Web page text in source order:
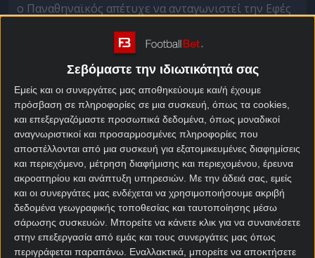
Σεβόμαστε την ιδιωτικότητά σας
Εμείς και οι συνεργάτες μας αποθηκεύουμε και/ή έχουμε
πρόσβαση σε πληροφορίες σε μια συσκευή, όπως τα cookies,
και επεξεργαζόμαστε προσωπικά δεδομένα, όπως μοναδικοί
αναγνωριστικοί και προσαρμοσμένες πληροφορίες που
αποστέλλονται από μια συσκευή για εξατομικευμένες διαφημίσεις
και περιεχόμενο, μέτρηση διαφήμισης και περιεχομένου, έρευνα
ακροατηρίου και ανάπτυξη υπηρεσιών. Με την άδειά σας, εμείς
και οι συνεργάτες μας ενδέχεται να χρησιμοποιήσουμε ακριβή
δεδομένα γεωγραφικής τοποθεσίας και ταυτοποίησης μέσω
σάρωσης συσκευών. Μπορείτε να κάνετε κλικ για να συναινέσετε
στην επεξεργασία από εμάς και τους συνεργάτες μας όπως
περιγράφεται παραπάνω. Εναλλακτικά, μπορείτε να αποκτήσετε
ο Παναθηναϊκός απέτυχε να ανταγωνιστεί την Εφές
ελπίδα εισόδου στα πλέι οφ μετά την ήττα από τη
Πάμε στο σημερινό πρόγραμμα, που περιλαμβάνει
τέσσερα παιχνίδια Ευρωλίγκας αλλά και τρεις μάχες
για τα προημιτελικά του Γιούροκαπ.
Πρώτη στάση στη Μόσχα για το Χίμκι – Ζενίτ. Η
Ζενίτ τις τελευταίες εβδομάδες έχει βρει ένα σωρό
τρόπους για να ηττηθεί, ωστόσο κάποια στιγμή
αυτό πρέπει να σταματήσει αν θέλει να προλάβει το
τρένο της οκτάδας. Ιδανικότερος αντίπαλος από την
παραπαίουσα Χίμκι δεν θα μπορούσε να υπάρξει
ώστε να μπει τέλος στο αρνητικό σερί της ομάδας